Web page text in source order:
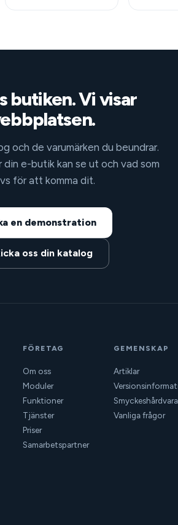
butiken. Vi visar
och de varumärken du beundrar.
din e-butik kan se ut och vad som
för att komma dit.
en demonstration
oss din katalog
FÖRETAG
Om oss
Moduler
Funktioner
Tjänster
Priser
Samarbetspartner
GEMENSKAP
Artiklar
Smyckeshårdvara
Vanliga frågor